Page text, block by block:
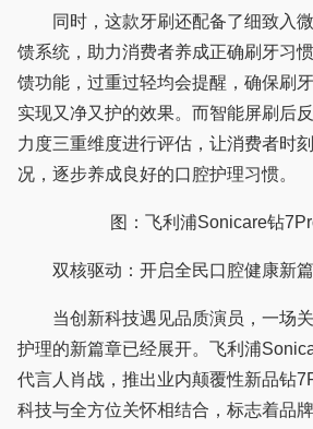
同时，这款牙刷还配备了细致入微
馈系统，助力消费者养成正确刷牙习
馈功能，过重过轻均会提醒，确保刷
实现又净又护的效果。而智能屏刷后
力度三重维度进行评估，让消费者时
况，逐步养成良好的口腔护理习惯。
图：飞利浦Sonicare钻
双核驱动：开启全民口腔健康新
当创新科技遇见品质演员，一场关
护理的新篇章已经展开。飞利浦
代言人肖战，推出业内颠覆性新品钻
科技与全方位关怀相结合，标志着品